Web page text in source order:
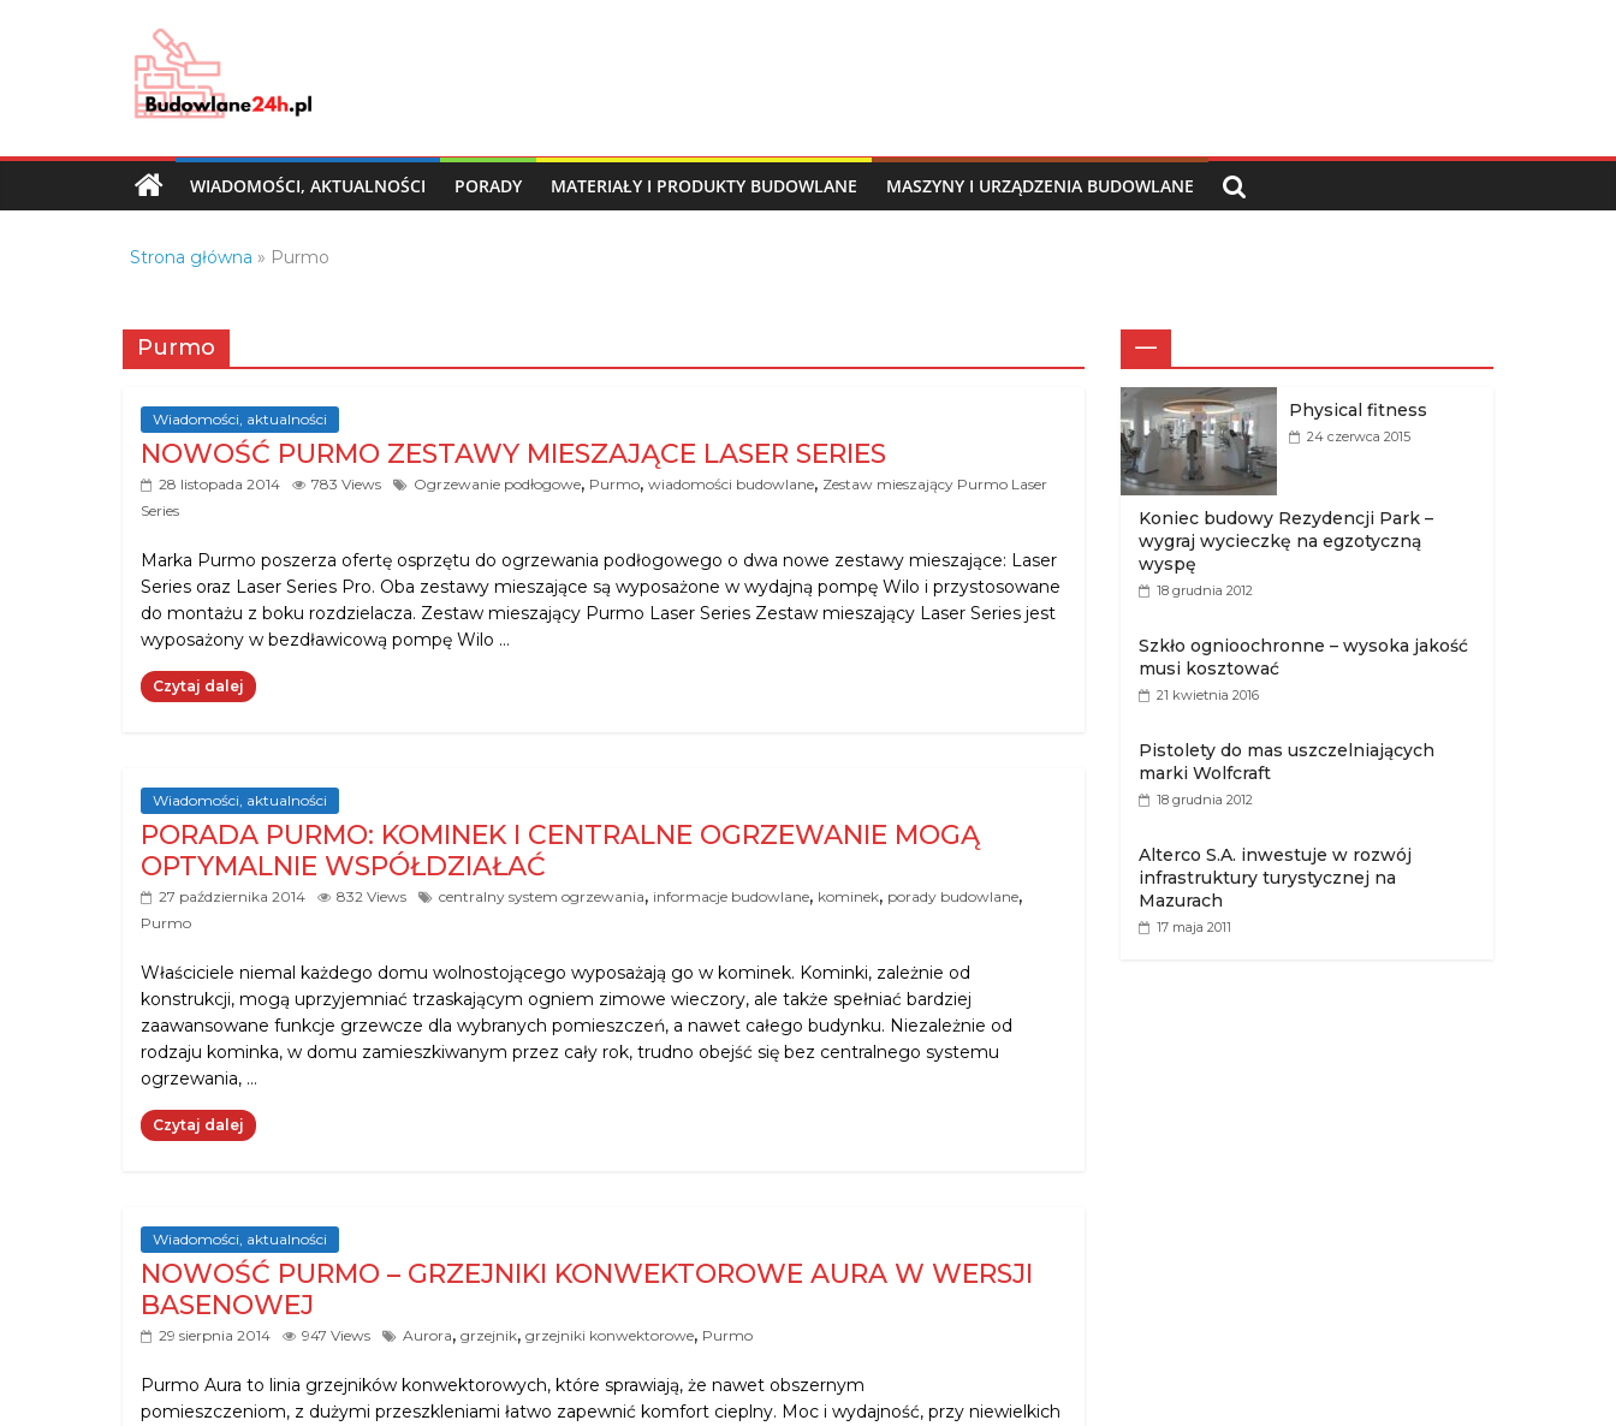
Budowlane24h.pl
portal
budowlany
Porady
z
branży
WIADOMOŚCI, AKTUALNOŚCI PORADY MATERIAŁY I PRODUKTY BUDOWLANE MASZYNY I URZĄDZENIA BUDOWLANE
Strona główna » Purmo
Purmo
Wiadomości, aktualności
NOWOŚĆ PURMO ZESTAWY MIESZAJĄCE LASER SERIES
28 listopada 2014 783 Views Ogrzewanie podłogowe, Purmo, wiadomości budowlane, Zestaw mieszający Purmo Laser
Series
Marka Purmo poszerza ofertę osprzętu do ogrzewania podłogowego o dwa nowe zestawy mieszające: Laser
Series oraz Laser Series Pro. Oba zestawy mieszające są wyposażone w wydajną pompę Wilo i przystosowane
do montażu z boku rozdzielacza. Zestaw mieszający Purmo Laser Series Zestaw mieszający Laser Series jest
wyposażony w bezdławicową pompę Wilo …
Czytaj dalej
Wiadomości, aktualności
PORADA PURMO: KOMINEK I CENTRALNE OGRZEWANIE MOGĄ
OPTYMALNIE WSPÓŁDZIAŁAĆ
27 października 2014 832 Views centralny system ogrzewania, informacje budowlane, kominek, porady budowlane,
Purmo
Właściciele niemal każdego domu wolnostojącego wyposażają go w kominek. Kominki, zależnie od
konstrukcji, mogą uprzyjemniać trzaskającym ogniem zimowe wieczory, ale także spełniać bardziej
zaawansowane funkcje grzewcze dla wybranych pomieszczeń, a nawet całego budynku. Niezależnie od
rodzaju kominka, w domu zamieszkiwanym przez cały rok, trudno obejść się bez centralnego systemu
ogrzewania, …
Czytaj dalej
Wiadomości, aktualności
NOWOŚĆ PURMO – GRZEJNIKI KONWEKTOROWE AURA W WERSJI
BASENOWEJ
29 sierpnia 2014 947 Views Aurora, grzejnik, grzejniki konwektorowe, Purmo
Purmo Aura to linia grzejników konwektorowych, które sprawiają, że nawet obszernym
pomieszczeniom, z dużymi przeszkleniami łatwo zapewnić komfort cieplny. Moc i wydajność, przy niewielkich
—
Physical fitness
24 czerwca 2015
Koniec budowy Rezydencji Park –
wygraj wycieczkę na egzotyczną
wyspę
18 grudnia 2012
Szkło ognioochronne – wysoka jakość
musi kosztować
21 kwietnia 2016
Pistolety do mas uszczelniających
marki Wolfcraft
18 grudnia 2012
Alterco S.A. inwestuje w rozwój
infrastruktury turystycznej na
Mazurach
17 maja 2011